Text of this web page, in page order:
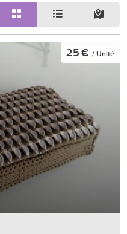
25 € / Unité